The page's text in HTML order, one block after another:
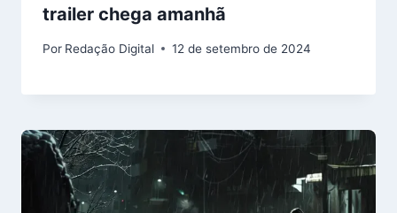
trailer chega amanhã
Por Redação Digital 12 de setembro de 2024